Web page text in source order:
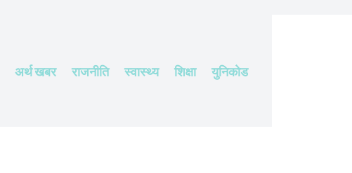
अर्थ खबर राजनीति स्वास्थ्य शिक्षा युनिकोड